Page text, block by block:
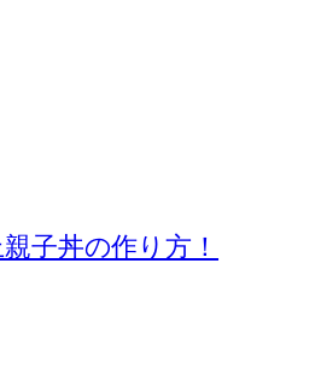
子丼の作り方！